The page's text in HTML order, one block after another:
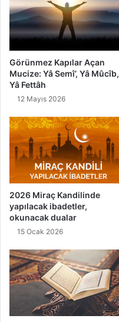
Görünmez Kapılar Açan
Mucize: Yâ Semî’, Yâ Mûcîb,
Yâ Fettâh
12 Mayıs 2026
2026 Miraç Kandilinde
yapılacak ibadetler,
okunacak dualar
15 Ocak 2026